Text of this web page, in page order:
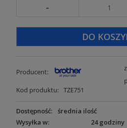
-
DO
Producent:
Kod produktu: TZE751
Dostępność:
średnia ilość
Wysyłka w:
24 godziny